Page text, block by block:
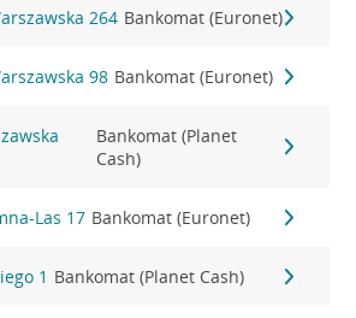
264 Bankomat (Euronet)
98 Bankomat (Euronet)
Bankomat (Planet
Cash)
Las 17 Bankomat (Euronet)
1 Bankomat (Planet Cash)